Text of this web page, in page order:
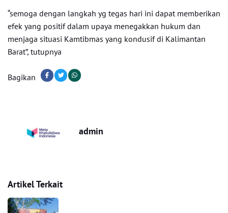
“semoga dengan langkah yg tegas hari ini dapat memberikan
efek yang positif dalam upaya menegakkan hukum dan
menjaga situasi Kamtibmas yang kondusif di Kalimantan
Barat”, tutupnya
Bagikan
admin
Artikel Terkait